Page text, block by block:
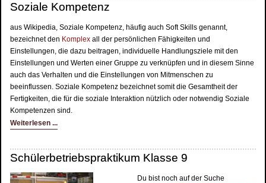
Soziale Kompetenz
aus Wikipedia, Soziale Kompetenz, häufig auch Soft Skills genannt,
bezeichnet den Komplex all der persönlichen Fähigkeiten und
Einstellungen, die dazu beitragen, individuelle Handlungsziele mit den
Einstellungen und Werten einer Gruppe zu verknüpfen und in diesem Sinne
auch das Verhalten und die Einstellungen von Mitmenschen zu
beeinflussen. Soziale Kompetenz bezeichnet somit die Gesamtheit der
Fertigkeiten, die für die soziale Interaktion nützlich oder notwendig Soziale
Kompetenzen sind.
Weiterlesen ...
Schülerbetriebspraktikum Klasse 9
Du bist noch auf der Suche